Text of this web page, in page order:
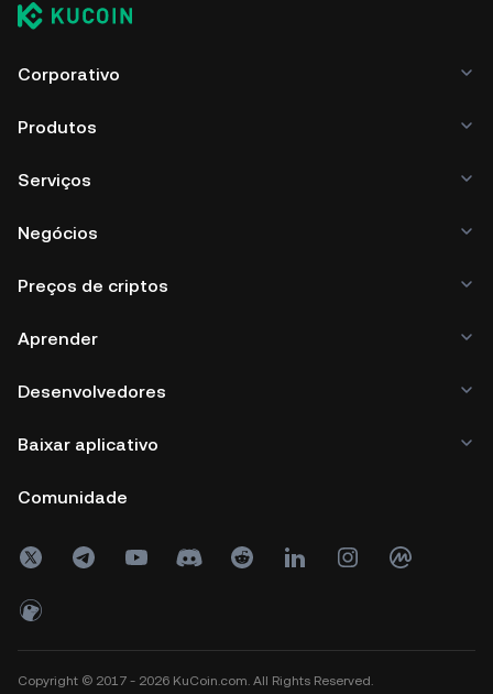
Corporativo
Produtos
Serviços
Negócios
Preços de criptos
Aprender
Desenvolvedores
Baixar aplicativo
Comunidade
Copyright © 2017 - 2026 KuCoin.com. All Rights Reserved.